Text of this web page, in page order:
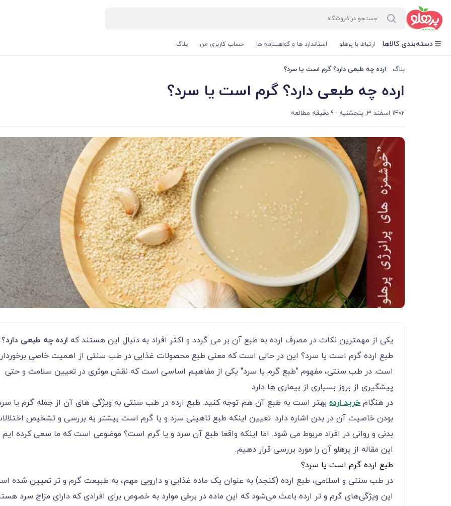
دسته‌بندی کالاها ارتباط با پرهلو استاندارد ها و گواهینامه ها حساب کاربری من بلاگ
بلاگ ارده چه طبعی دارد؟ گرم است یا سرد؟
ارده چه طبعی دارد؟ گرم است یا سرد؟
1402 اسفند 3, پنجشنبه · 9 دقیقه مطالعه
یکی از مهمترین نکات در مصرف ارده به طبع آن بر می گردد و اکثر افراد به دنبال این هستند که ارده چه طبعی دارد؟
طبع ارده گرم است یا سرد؟ این در حالی است که معنی طبع محصولات غذایی در طب سنتی از اهمیت خاصی برخوردار
است. در طب سنتی، مفهوم "طبع گرم یا سرد" یکی از مفاهیم اساسی است که نقش موثری در تعیین سلامت و حتی
پیشگیری از بروز بسیاری از بیماری ها دارد.
در هنگامخرید اردهبهتر است به طبع آن هم توجه کنید. طبع ارده در طب سنتی به ویژگی های آن از جمله گرم یا
بودن خاصیت آن در بدن اشاره دارد. تعیین اینکه طبع تاهینی سرد و یا گرم است بیشتر به بررسی و تشخیص
بدنی و روانی در افراد مربوط می شود. اما اینکه واقعا طبع آن سرد و یا گرم است؟ موضوعی است که ما سعی کرده ایم
این مقاله از پرهلو آن را مورد بررسی قرار دهیم.
طبع ارده گرم است یا سرد؟
در طب سنتی و اسلامی، طبع ارده (کنجد) به عنوان یک ماده غذایی و دارویی مهم، به طبیعت گرم و تر تعیین شده
این ویژگی‌های گرم و تر ارده باعث می‌شود که این ماده در برخی موارد به خصوص برای افرادی که دارای مزاج سرد